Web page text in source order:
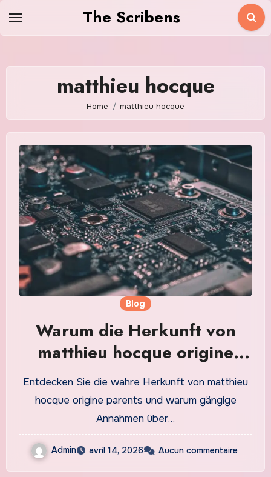
The Scribens
matthieu hocque
Home matthieu hocque
Blog
Warum die Herkunft von
matthieu hocque origine
parents oft falsch gedeutet
wird
Entdecken Sie die wahre Herkunft von matthieu
hocque origine parents und warum gängige
Annahmen über…
Admin avril 14, 2026 Aucun commentaire